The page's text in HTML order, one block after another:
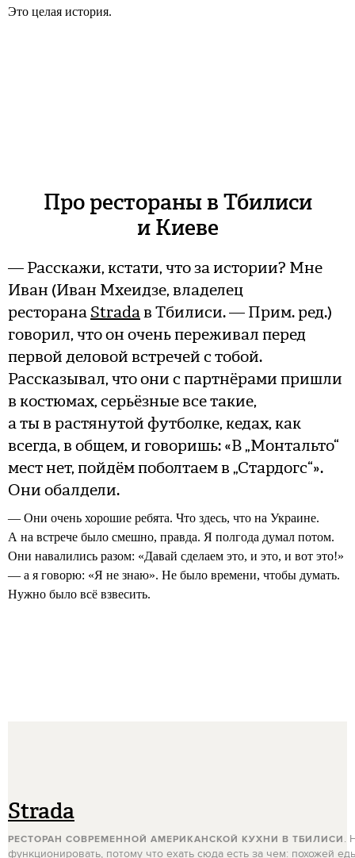
Это целая история.
Про рестораны в Тбилиси
и Киеве
— Расскажи, кстати, что за истории? Мне
Иван (Иван Мхеидзе, владелец
ресторанаStradaв Тбилиси. — Прим. ред.)
говорил, что он очень переживал перед
первой деловой встречей с тобой.
Рассказывал, что они с партнёрами пришли
в костюмах, серьёзные все такие,
а ты в растянутой футболке, кедах, как
всегда, в общем, и говоришь: «В „Монтальто“
мест нет, пойдём поболтаем в „Стардогс“».
Они обалдели.
— Они очень хорошие ребята. Что здесь, что на Украине.
А на встрече было смешно, правда. Я полгода думал потом.
Они навалились разом: «Давай сделаем это, и это, и вот это!»
— а я говорю: «Я не знаю». Не было времени, чтобы думать.
Нужно было всё взвесить.
Strada
РЕСТОРАН СОВРЕМЕННОЙ АМЕРИКАНСКОЙ КУХНИ В ТБИЛИСИ .
функционировать, потому что ехать сюда есть за чем: похожей